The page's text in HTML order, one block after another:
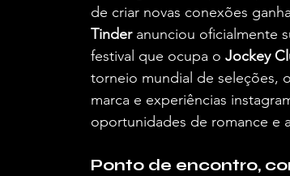
de criar novas conexões
Tinder anunciou oficialmente
festival que ocupa o Jockey
torneio mundial de seleções,
marca e experiências
oportunidades de romance e
Ponto de encontro,